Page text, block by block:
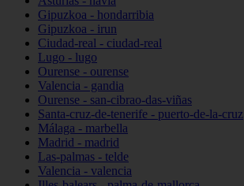
Gipuzkoa - hondarribia
Gipuzkoa - irun
Ciudad-real - ciudad-real
Lugo - lugo
Ourense - ourense
Valencia - gandia
Ourense - san-cibrao-das-viñas
Santa-cruz-de-tenerife - puerto-de-la-cruz
Málaga - marbella
Madrid - madrid
Las-palmas - telde
Valencia - valencia